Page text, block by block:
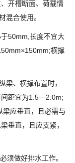
开槽断面、荷载情
混合使用。
50mm,长度不宜大
横撑
、横撑布置时，
间距宜为1.5—2.0m;
应垂直，且必需与
垂直，且应支紧，
做好排水工作。